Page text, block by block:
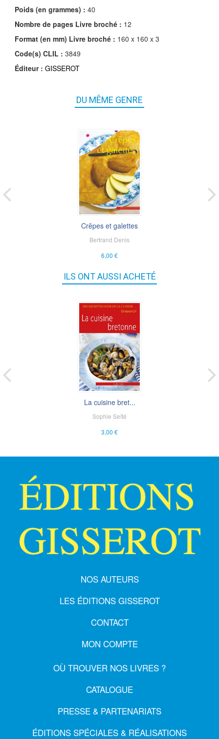
Poids (en grammes) : 40
Nombre de pages Livre broché : 12
Format (en mm) Livre broché : 160 x 160 x 3
Code(s) CLIL : 3849
Éditeur : GISSEROT
DU MÊME GENRE
Crêpes et galettes
Bertrand Denis
6,00 €
ILS ONT AUSSI ACHETÉ
La cuisine bret...
Sophie Seïté
3,00 €
NOS AUTEURS
LES ÉDITIONS GISSEROT
CONTACT
MON COMPTE
OÙ TROUVER NOS LIVRES ?
CATALOGUE
PRESSE & PARTENARIATS
ÉDITIONS SPÉCIALES & RÉALISATIONS